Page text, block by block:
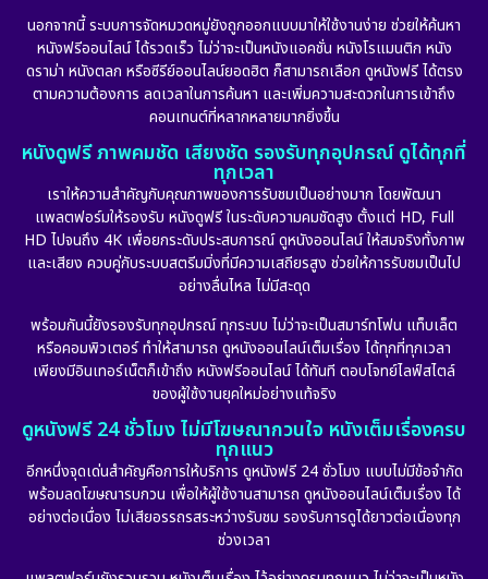
นอกจากนี้ ระบบการจัดหมวดหมู่ยังถูกออกแบบมาให้ใช้งานง่าย ช่วยให้ค้นหา
หนังฟรีออนไลน์ ได้รวดเร็ว ไม่ว่าจะเป็นหนังแอคชั่น หนังโรแมนติก หนัง
ดราม่า หนังตลก หรือซีรีย์ออนไลน์ยอดฮิต ก็สามารถเลือก ดูหนังฟรี ได้ตรง
ตามความต้องการ ลดเวลาในการค้นหา และเพิ่มความสะดวกในการเข้าถึง
คอนเทนต์ที่หลากหลายมากยิ่งขึ้น
หนังดูฟรี ภาพคมชัด เสียงชัด รองรับทุกอุปกรณ์ ดูได้ทุกที่
ทุกเวลา
เราให้ความสำคัญกับคุณภาพของการรับชมเป็นอย่างมาก โดยพัฒนา
แพลตฟอร์มให้รองรับ หนังดูฟรี ในระดับความคมชัดสูง ตั้งแต่ HD, Full
HD ไปจนถึง 4K เพื่อยกระดับประสบการณ์ ดูหนังออนไลน์ ให้สมจริงทั้งภาพ
และเสียง ควบคู่กับระบบสตรีมมิ่งที่มีความเสถียรสูง ช่วยให้การรับชมเป็นไป
อย่างลื่นไหล ไม่มีสะดุด
พร้อมกันนี้ยังรองรับทุกอุปกรณ์ ทุกระบบ ไม่ว่าจะเป็นสมาร์ทโฟน แท็บเล็ต
หรือคอมพิวเตอร์ ทำให้สามารถ ดูหนังออนไลน์เต็มเรื่อง ได้ทุกที่ทุกเวลา
เพียงมีอินเทอร์เน็ตก็เข้าถึง หนังฟรีออนไลน์ ได้ทันที ตอบโจทย์ไลฟ์สไตล์
ของผู้ใช้งานยุคใหม่อย่างแท้จริง
ดูหนังฟรี 24 ชั่วโมง ไม่มีโฆษณากวนใจ หนังเต็มเรื่องครบ
ทุกแนว
อีกหนึ่งจุดเด่นสำคัญคือการให้บริการ ดูหนังฟรี 24 ชั่วโมง แบบไม่มีข้อจำกัด
พร้อมลดโฆษณารบกวน เพื่อให้ผู้ใช้งานสามารถ ดูหนังออนไลน์เต็มเรื่อง ได้
อย่างต่อเนื่อง ไม่เสียอรรถรสระหว่างรับชม รองรับการดูได้ยาวต่อเนื่องทุก
ช่วงเวลา